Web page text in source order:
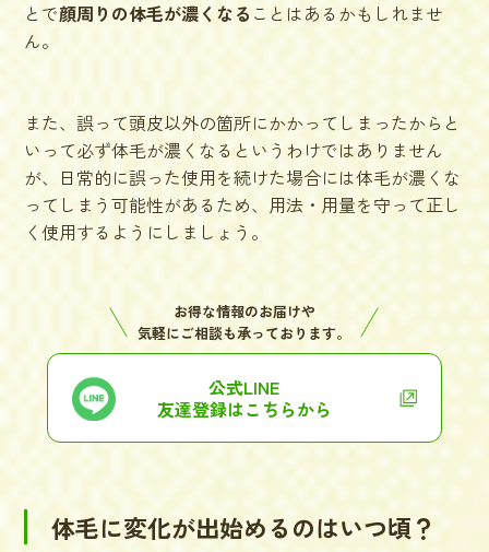
とで顔周りの体毛が濃くなる ことはあるかもしれませ
ん。
また、誤って頭皮以外の箇所にかかってしまったからと
いって必ず体毛が濃くなるというわけではありません
が、日常的に誤った使用を続けた場合には体毛が濃くな
ってしまう可能性があるため、用法・用量を守って正し
く使用するようにしましょう。
お得な情報のお届けや
気軽にご相談も承っております。
公式LINE
友達登録はこちらから
体毛に変化が出始めるのはいつ頃？